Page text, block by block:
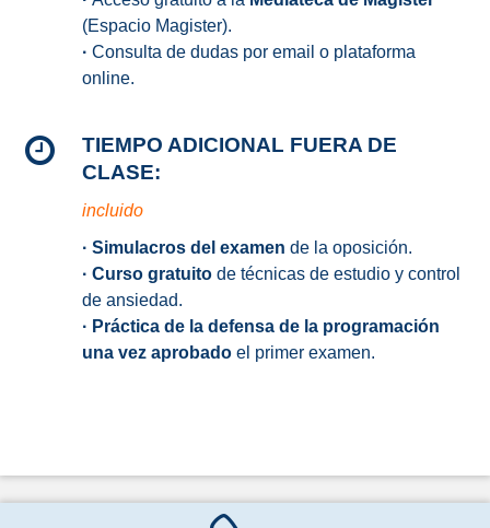
(Espacio Magister).
·Consulta de dudas por email o plataforma
online.
TIEMPO ADICIONAL FUERA DE
CLASE:
incluido
·Simulacros del examende la oposición.
·Curso gratuito de técnicas de estudio y control
de ansiedad.
· Práctica de la defensa de la programación
una vez aprobadoel primer examen.